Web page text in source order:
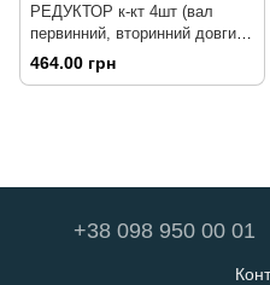
РЕДУКТОР к-кт 4шт (вал
первинний, вторинний довгий,
шестірні)
464.00 грн
+38 098 950 00 01